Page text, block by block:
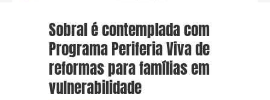
Sobral é contemplada com
Programa Periferia Viva de
reformas para famílias em
vulnerabilidade